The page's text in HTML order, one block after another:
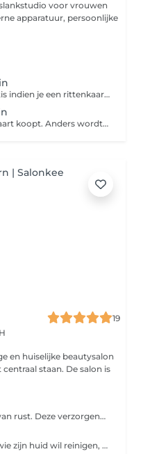
voor vrouwen
apparatuur, persoonlijke
VacuCabine met fiets. De les is gratis indien je een rittenkaart koopt. Anders wordt €15 in rekening gebracht voor de tijd die we in je hebben geïnvesteerd.
De les is gratis indien je een rittenkaart koopt. Anders wordt €15 in rekening gebracht voor de tijd die we in je hebben geïnvesteerd.
19
en huiselijke beautysalon
staan. De salon is
Gun je huid én jezelf een moment van rust. Deze verzorgende behandeling hydrateert, verzacht en laat je huid weer stralen. Je geniet van een uitgebreide ontspannende reiniging met aandacht voor het gezicht, en een masker waarbij ook nek en schouders worden gemasseerd. Doel: Hydrateren en ontspannen Extra geschikt voor: alle huidtypen
Een zuiverende behandeling voor wie zijn huid wil reinigen, matteren en in balans brengen. Met milde werkstoffen, een grondige dieptereiniging en een kalmerend masker. Ideaal als onderhoud voor de vettere huid of bij oppervlakkige verstoppingen. Doel: Reinigen en talgregulatie Extra geschikt voor: de gecombineerde en vette huid